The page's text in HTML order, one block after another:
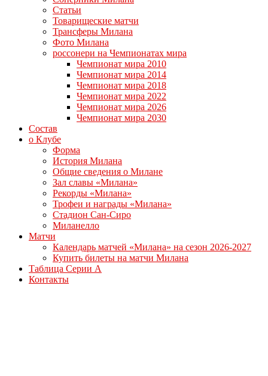
Статьи
Товарищеские матчи
Трансферы Милана
Фото Милана
россонери на Чемпионатах мира
Чемпионат мира 2010
Чемпионат мира 2014
Чемпионат мира 2018
Чемпионат мира 2022
Чемпионат мира 2026
Чемпионат мира 2030
Состав
о Клубе
Форма
История Милана
Общие сведения о Милане
Зал славы «Милана»
Рекорды «Милана»
Трофеи и награды «Милана»
Стадион Сан-Сиро
Миланелло
Матчи
Календарь матчей «Милана» на сезон 2026-2027
Купить билеты на матчи Милана
Таблица Серии А
Контакты